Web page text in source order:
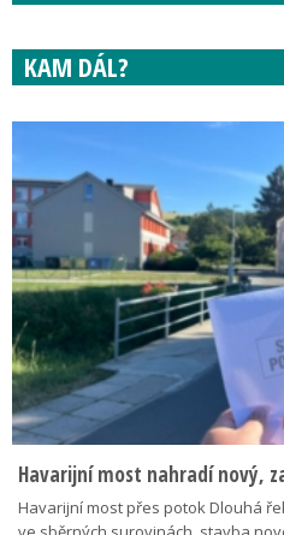
KAM DÁL?
Havarijní most nahradí nový,
Havarijní most přes potok Dlouhá